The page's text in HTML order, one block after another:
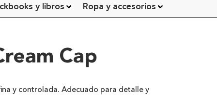
y libros Ropa y accesorios
Cap
y controlada. Adecuado para detalle y